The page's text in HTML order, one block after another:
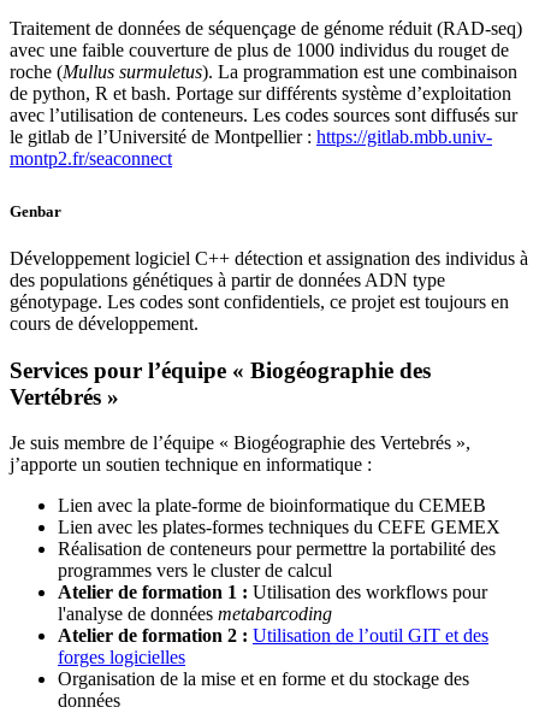
Traitement de données de séquençage de génome réduit (RAD-seq)
avec une faible couverture de plus de 1000 individus du rouget de
roche (Mullus surmuletus). La programmation est une combinaison
de python, R et bash. Portage sur différents système d’exploitation
avec l’utilisation de conteneurs. Les codes sources sont diffusés sur
le gitlab de l’Université de Montpellier : https://gitlab.mbb.univ-
montp2.fr/seaconnect
Genbar
Développement logiciel C++ détection et assignation des individus à
des populations génétiques à partir de données ADN type
génotypage. Les codes sont confidentiels, ce projet est toujours en
cours de développement.
Services pour l’équipe « Biogéographie des
Vertébrés »
Je suis membre de l’équipe « Biogéographie des Vertebrés »,
j’apporte un soutien technique en informatique :
Lien avec la plate-forme de bioinformatique du CEMEB
Lien avec les plates-formes techniques du CEFE GEMEX
Réalisation de conteneurs pour permettre la portabilité des
programmes vers le cluster de calcul
Atelier de formation 1 : Utilisation des workflows pour
l'analyse de données metabarcoding
Atelier de formation 2 : Utilisation de l’outil GIT et des
forges logicielles
Organisation de la mise et en forme et du stockage des
données